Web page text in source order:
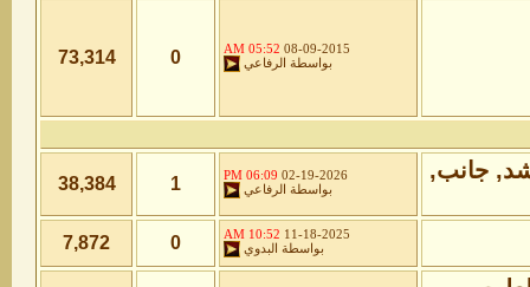
08-09-2015
05:52 AM
بواسطة
الرفاعي 0
73,314
02-19-2026
06:09 PM
بواسطة
الرفاعي 1
38,384
11-18-2025
10:52 AM
بواسطة
البدوي 0
7,872